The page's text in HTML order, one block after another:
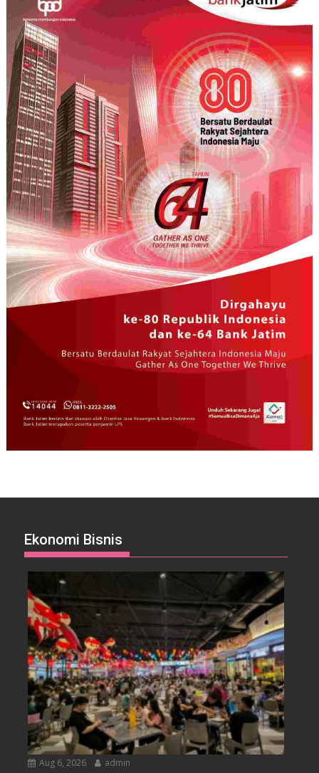
Ekonomi Bisnis
Aug 6, 2026 admin